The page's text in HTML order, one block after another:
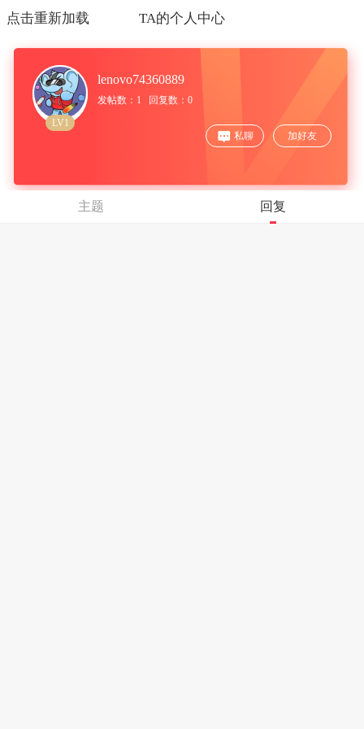
点击重新加载 TA的个人中心
LV1
lenovo74360889
发帖数：1 回复数：0
私聊 加好友
主题 回复